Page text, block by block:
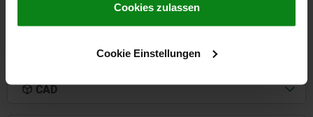
Datenschutz|AGB
Cookies zulassen
Cookie Einstellungen
CAD